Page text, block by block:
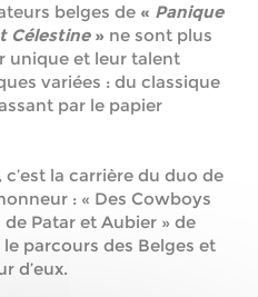
belges de « Panique
Célestine» ne sont plus
unique et leur talent
variées : du classique
par le papier
la carrière du duo de
: « Des Cowboys
Patar et Aubier » de
parcours des Belges et
d’eux.